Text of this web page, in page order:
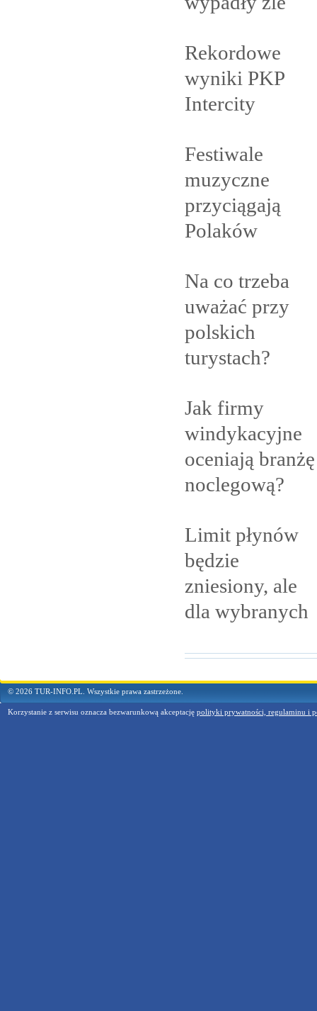
Rekordowe
wyniki PKP
Intercity
Festiwale
muzyczne
przyciągają
Polaków
Na co trzeba
uważać przy
polskich
turystach?
Jak firmy
windykacyjne
oceniają branżę
noclegową?
Limit płynów
będzie
zniesiony, ale
dla wybranych
© 2026 TUR-INFO.PL. Wszystkie prawa zastrzeżone.
Korzystanie z serwisu oznacza bezwarunkową akceptację polityki prywatności, regulaminu i